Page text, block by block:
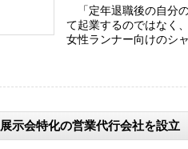
「定年退職後の自分
て起業するのではなく
女性ランナー向けのシ
展示会特化の営業代行会社を設立